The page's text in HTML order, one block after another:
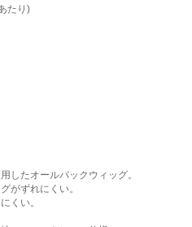
たり)
したオールバックウィッグ。
がずれにくい。
くい。